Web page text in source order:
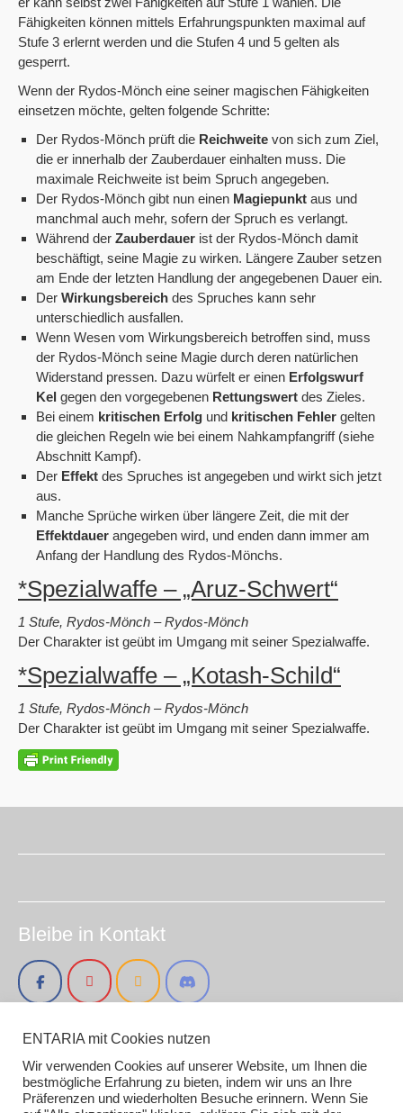
Fähigkeiten können mittels Erfahrungspunkten maximal auf
Stufe 3 erlernt werden und die Stufen 4 und 5 gelten als
gesperrt.
Wenn der Rydos-Mönch eine seiner magischen Fähigkeiten
einsetzen möchte, gelten folgende Schritte:
Der Rydos-Mönch prüft die Reichweite von sich zum Ziel,
die er innerhalb der Zauberdauer einhalten muss. Die
maximale Reichweite ist beim Spruch angegeben.
Der Rydos-Mönch gibt nun einen Magiepunkt aus und
manchmal auch mehr, sofern der Spruch es verlangt.
Während der Zauberdauer ist der Rydos-Mönch damit
beschäftigt, seine Magie zu wirken. Längere Zauber setzen
am Ende der letzten Handlung der angegebenen Dauer ein.
Der Wirkungsbereich des Spruches kann sehr
unterschiedlich ausfallen.
Wenn Wesen vom Wirkungsbereich betroffen sind, muss
der Rydos-Mönch seine Magie durch deren natürlichen
Widerstand pressen. Dazu würfelt er einen Erfolgswurf
Kel gegen den vorgegebenen Rettungswert des Zieles.
Bei einem kritischen Erfolg und kritischen Fehler gelten
die gleichen Regeln wie bei einem Nahkampfangriff (siehe
Abschnitt Kampf).
Der Effekt des Spruches ist angegeben und wirkt sich jetzt
aus.
Manche Sprüche wirken über längere Zeit, die mit der
Effektdauer angegeben wird, und enden dann immer am
Anfang der Handlung des Rydos-Mönchs.
*Spezialwaffe – „Aruz-Schwert“
1 Stufe, Rydos-Mönch – Rydos-Mönch
Der Charakter ist geübt im Umgang mit seiner Spezialwaffe.
*Spezialwaffe – „Kotash-Schild“
1 Stufe, Rydos-Mönch – Rydos-Mönch
Der Charakter ist geübt im Umgang mit seiner Spezialwaffe.
Bleibe in Kontakt
Impressum (smirc.de)
Datenschutz
Gender / AI Grafiken oder Texten
ENTARIA mit Cookies nutzen
Wir verwenden Cookies auf unserer Website, um Ihnen die
bestmögliche Erfahrung zu bieten, indem wir uns an Ihre
Präferenzen und wiederholten Besuche erinnern. Wenn Sie